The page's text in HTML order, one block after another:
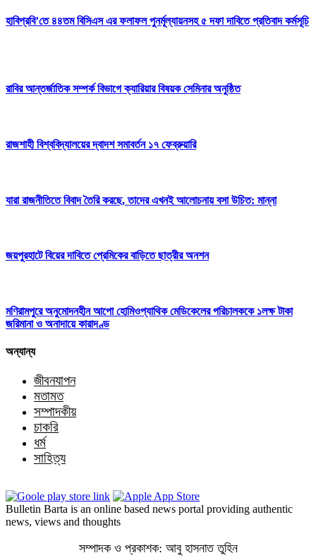
‎হাবিপ্রবি’তে ৪৪তম বিসিএস এর ফলাফল পুনর্মূল্যায়নসহ ৫ দফা দাবিতে প্রতিবাদ কর্মসূচি
রাবির আন্তর্জাতিক সম্পর্ক বিভাগে ক্যারিয়ার বিষয়ক সেমিনার অনুষ্ঠিত
রাজশাহী বিশ্ববিদ্যালয়ের দ্বাদশ সমাবর্তন ১৭ ফেব্রুয়ারি
যারা রাজনীতিতে বিবাদ তৈরি করছে, তাদের এখনই আলোচনায় বসা উচিত: মান্না
জয়পুরহাটে বিয়ের দাবিতে প্রেমিকের বাড়িতে ছাত্রীর অনশন
মণিরামপুরে অনুমোদনহীন আপো হোমিওপ্যাথিক মেডিকেলের পরিচালককে ১লক্ষ টাকা
জরিমানা ও অনাদায়ে কারাদণ্ড
অন্যান্য
জীবনযাপন
মতামত
সম্পাদকীয়
চাকরি
ধর্ম
সাহিত্য
Bulletin Barta is an online based news portal providing authentic
news, views and thoughts
সম্পাদক ও প্রকাশক: আবু হাসনাত তুহিন